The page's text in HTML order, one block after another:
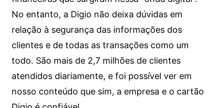
No entanto, a Digio não deixa dúvidas em
relação à segurança das informações dos
clientes e de todas as transações como um
todo. São mais de 2,7 milhões de clientes
atendidos diariamente, e foi possível ver em
nosso conteúdo que sim, a empresa e o cartão